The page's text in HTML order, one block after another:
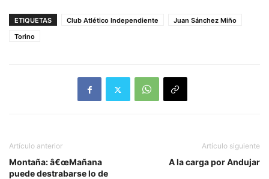
ETIQUETAS Club Atlético Independiente
Juan Sánchez Miño
Torino
Artículo anterior
Montaña: â€œMañana
puede destrabarse lo de
Artículo siguiente
A la carga por Andujar